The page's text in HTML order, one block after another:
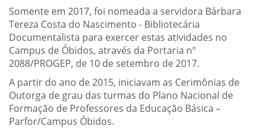
Somente em 2017, foi nomeada a servidora Bárbara
Tereza Costa do Nascimento - Bibliotecária
Documentalista para exercer estas atividades no
Campus de Óbidos, através da Portaria nº
2088/PROGEP, de 10 de setembro de 2017.
A partir do ano de 2015, iniciavam as Cerimônias de
Outorga de grau das turmas do Plano Nacional de
Formação de Professores da Educação Básica –
Parfor/Campus Óbidos.